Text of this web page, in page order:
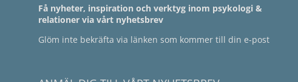
Få nyheter, inspiration och verktyg inom psykologi &
relationer via vårt nyhetsbrev
Glöm inte bekräfta via länken som kommer till din e-post